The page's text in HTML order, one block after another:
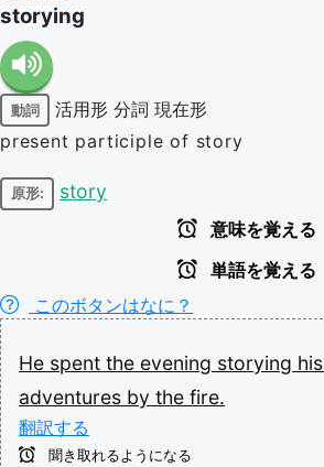
storying
動詞 活用形 分詞 現在形
present participle of story
原形: story
意味を覚える
単語を覚える
このボタンはなに？
He spent the evening storying his
adventures by the fire.
翻訳する
聞き取れるようになる